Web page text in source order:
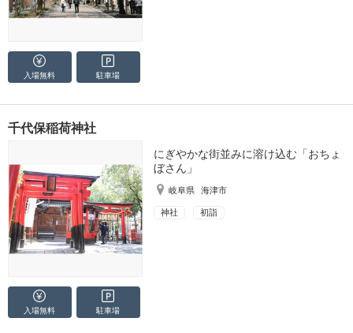
入場無料 駐車場
千代保稲荷神社
にぎやかな街並みに溶け込む「おちょ
ぼさん」
岐阜県 海津市
神社 初詣
入場無料 駐車場